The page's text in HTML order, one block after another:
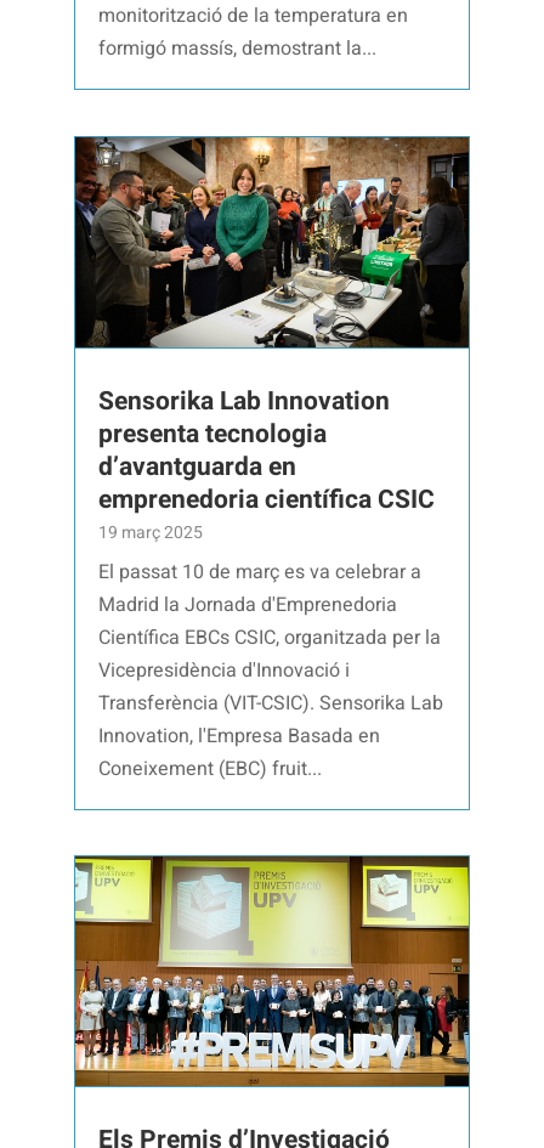
monitorització de la temperatura en
formigó massís, demostrant la...
Sensorika Lab Innovation
presenta tecnologia
d’avantguarda en
emprenedoria científica CSIC
19 març 2025
El passat 10 de març es va celebrar a
Madrid la Jornada d'Emprenedoria
Científica EBCs CSIC, organitzada per la
Vicepresidència d'Innovació i
Transferència (VIT-CSIC). Sensorika Lab
Innovation, l'Empresa Basada en
Coneixement (EBC) fruit...
Els Premis d’Investigació